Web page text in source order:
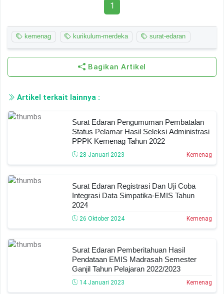
1
kemenag kurikulum-merdeka surat-edaran
Bagikan Artikel
Artikel terkait lainnya :
Surat Edaran Pengumuman Pembatalan
Status Pelamar Hasil Seleksi Administrasi
PPPK Kemenag Tahun 2022
28 Januari 2023 Kemenag
Surat Edaran Registrasi Dan Uji Coba
Integrasi Data Simpatika-EMIS Tahun
2024
26 Oktober 2024 Kemenag
Surat Edaran Pemberitahuan Hasil
Pendataan EMIS Madrasah Semester
Ganjil Tahun Pelajaran 2022/2023
14 Januari 2023 Kemenag